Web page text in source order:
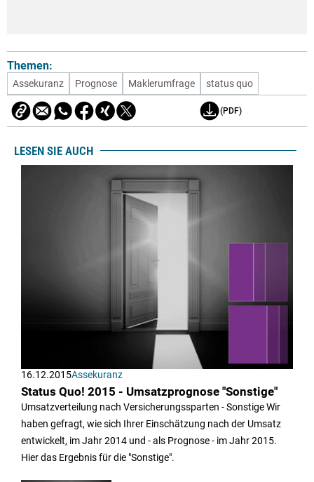
Themen:
Assekuranz Prognose Maklerumfrage status quo
(PDF)
LESEN SIE AUCH
16.12.2015Assekuranz
Status Quo! 2015 - Umsatzprognose "Sonstige"
Umsatzverteilung nach Versicherungssparten - Sonstige Wir
haben gefragt, wie sich Ihrer Einschätzung nach der Umsatz
entwickelt, im Jahr 2014 und - als Prognose - im Jahr 2015.
Hier das Ergebnis für die "Sonstige".